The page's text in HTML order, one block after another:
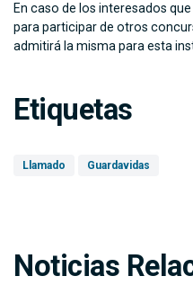
En caso de los interesados
para participar de otros
admitirá la misma para esta
Etiquetas
Llamado Guardavidas
Noticias